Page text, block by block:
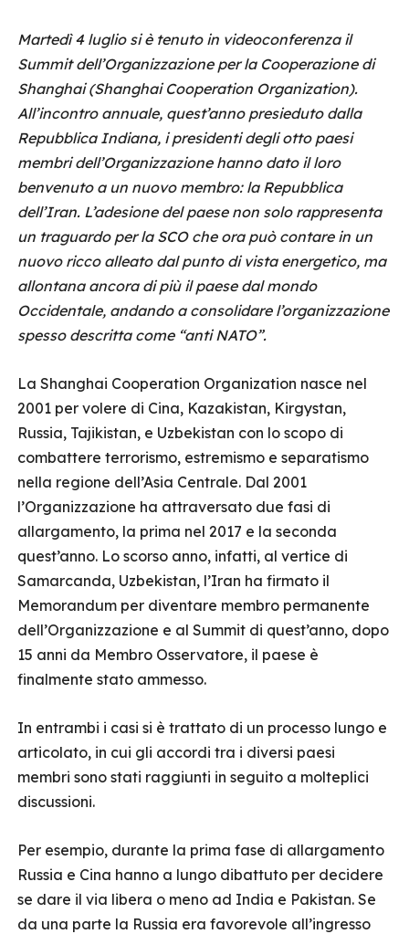
Martedì 4 luglio si è tenuto in videoconferenza il
Summit dell’Organizzazione per la Cooperazione di
Shanghai (Shanghai Cooperation Organization).
All’incontro annuale, quest’anno presieduto dalla
Repubblica Indiana, i presidenti degli otto paesi
membri dell’Organizzazione hanno dato il loro
benvenuto a un nuovo membro: la Repubblica
dell’Iran. L’adesione del paese non solo rappresenta
un traguardo per la SCO che ora può contare in un
nuovo ricco alleato dal punto di vista energetico, ma
allontana ancora di più il paese dal mondo
Occidentale, andando a consolidare l’organizzazione
spesso descritta come “anti NATO”.
La Shanghai Cooperation Organization nasce nel
2001 per volere di Cina, Kazakistan, Kirgystan,
Russia, Tajikistan, e Uzbekistan con lo scopo di
combattere terrorismo, estremismo e separatismo
nella regione dell’Asia Centrale. Dal 2001
l’Organizzazione ha attraversato due fasi di
allargamento, la prima nel 2017 e la seconda
quest’anno. Lo scorso anno, infatti, al vertice di
Samarcanda, Uzbekistan, l’Iran ha firmato il
Memorandum per diventare membro permanente
dell’Organizzazione e al Summit di quest’anno, dopo
15 anni da Membro Osservatore, il paese è
finalmente stato ammesso.
In entrambi i casi si è trattato di un processo lungo e
articolato, in cui gli accordi tra i diversi paesi
membri sono stati raggiunti in seguito a molteplici
discussioni.
Per esempio, durante la prima fase di allargamento
Russia e Cina hanno a lungo dibattuto per decidere
se dare il via libera o meno ad India e Pakistan. Se
da una parte la Russia era favorevole all’ingresso